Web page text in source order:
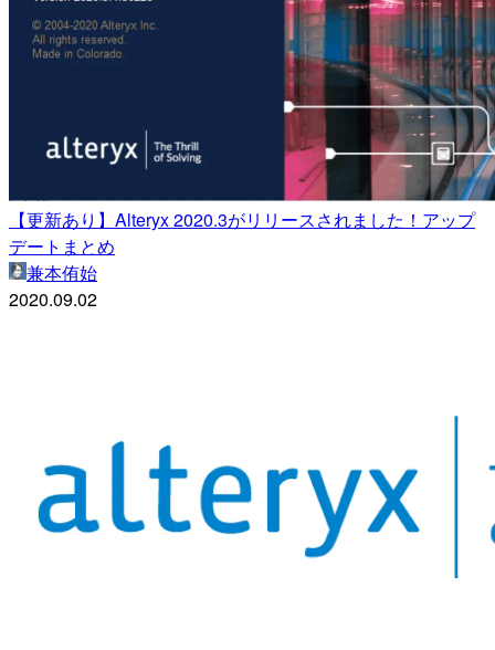
【更新あり】Alteryx 2020.3がリリースされました！アップ
デートまとめ
兼本侑始
2020.09.02